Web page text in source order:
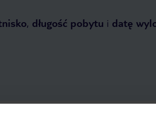
, długość pobytu i datę